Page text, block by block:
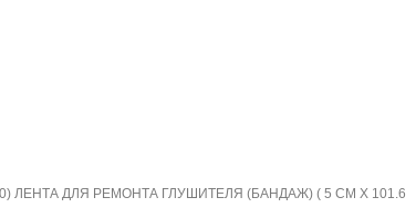
ЛЕНТА ДЛЯ РЕМОНТА ГЛУШИТЕЛЯ (БАНДАЖ) ( 5 CM Х 101.6